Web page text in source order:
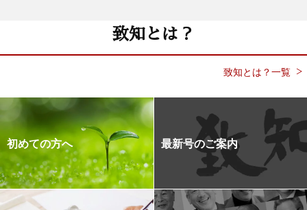
致知とは？
致知とは？一覧
初めての方へ 最新号のご案内